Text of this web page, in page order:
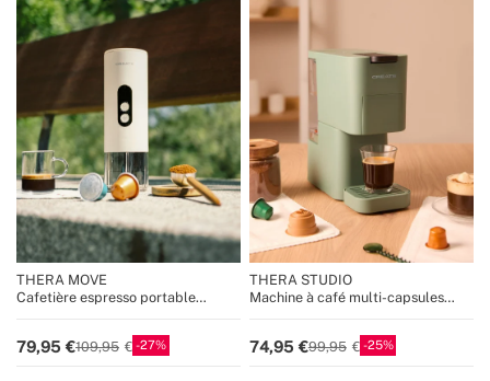
THERA MOVE
Cafetière espresso portable
79,95 109,95 27
THERA STUDIO
Machine à café multi-capsules
74,95 99,95 25